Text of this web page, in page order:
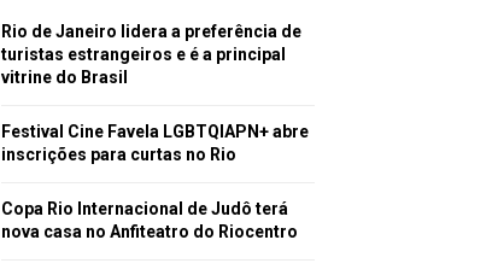
Rio de Janeiro lidera a preferência de
turistas estrangeiros e é a principal
vitrine do Brasil
Festival Cine Favela LGBTQIAPN+ abre
inscrições para curtas no Rio
Copa Rio Internacional de Judô terá
nova casa no Anfiteatro do Riocentro